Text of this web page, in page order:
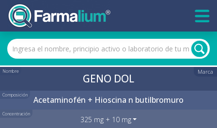
Nombre Marca
GENO DOL
Composición Acetaminofén + Hioscina n butilbromuro
Concentración
325 mg + 10 mg